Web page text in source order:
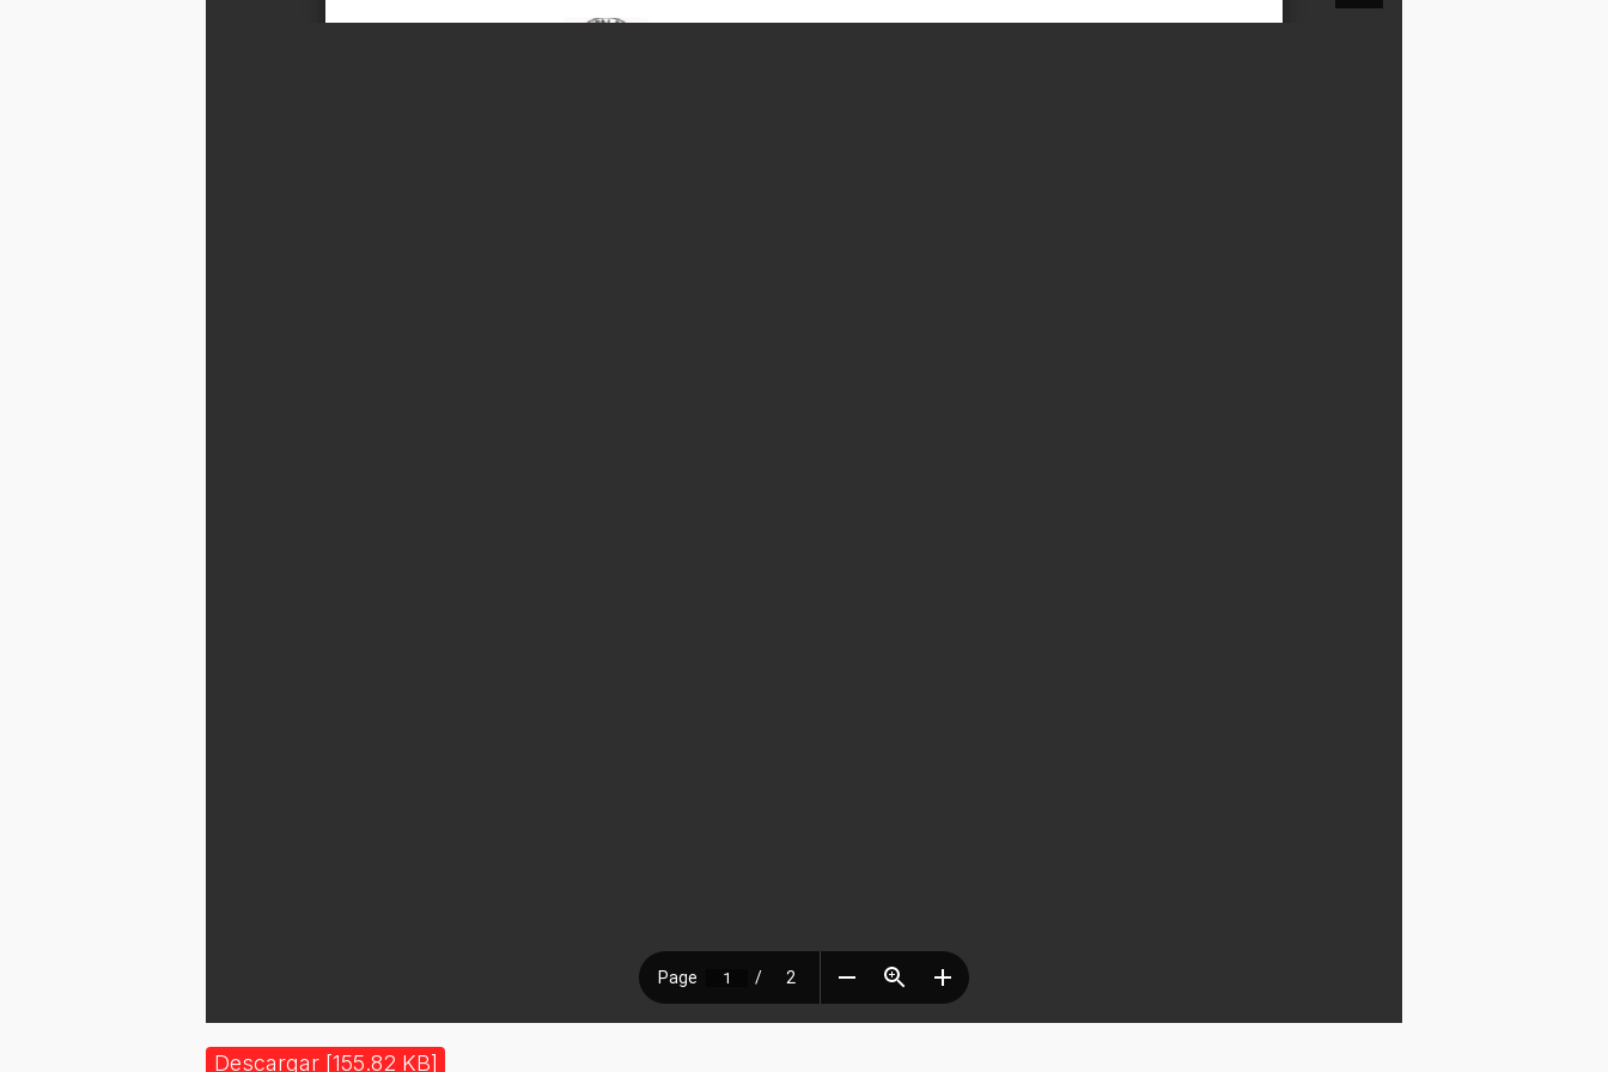
Descargar [155.82 KB]